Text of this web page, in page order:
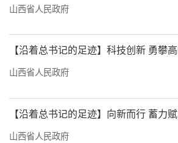
山西省人民政府
【沿着总书记的足迹】科技创新 勇攀
山西省人民政府
【沿着总书记的足迹】向新而行 蓄力
山西省人民政府